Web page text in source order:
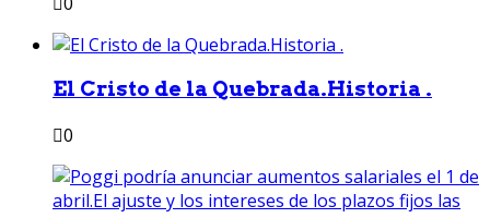
El Cristo de la Quebrada.Historia .
0